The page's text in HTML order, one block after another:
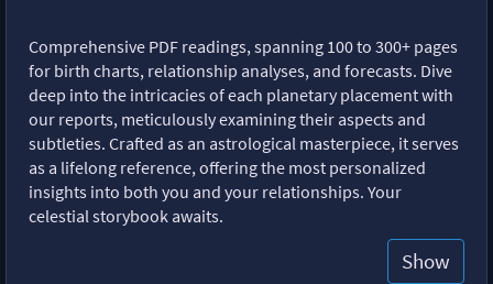
Comprehensive PDF readings, spanning 100 to 300+ pages
for birth charts, relationship analyses, and forecasts. Dive
deep into the intricacies of each planetary placement with
our reports, meticulously examining their aspects and
subtleties. Crafted as an astrological masterpiece, it serves
as a lifelong reference, offering the most personalized
insights into both you and your relationships. Your
celestial storybook awaits.
Show